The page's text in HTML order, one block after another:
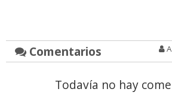
Comentarios
Todavía no hay